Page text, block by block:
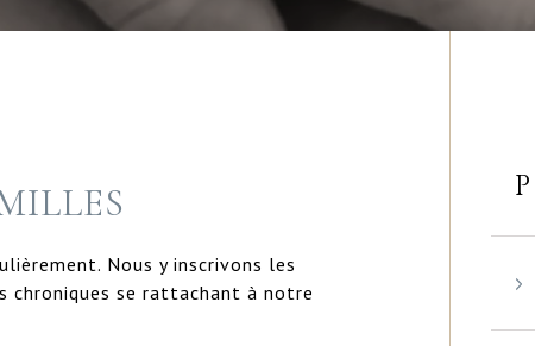
Nous y inscrivons les
chroniques se rattachant à notre